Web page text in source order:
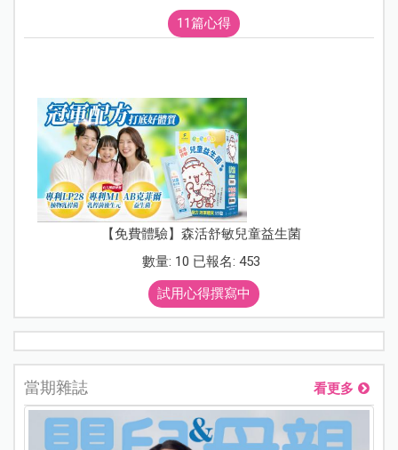
11篇心得
【免費體驗】森活舒敏兒童益生菌
數量: 10 已報名: 453
試用心得撰寫中
當期雜誌 看更多